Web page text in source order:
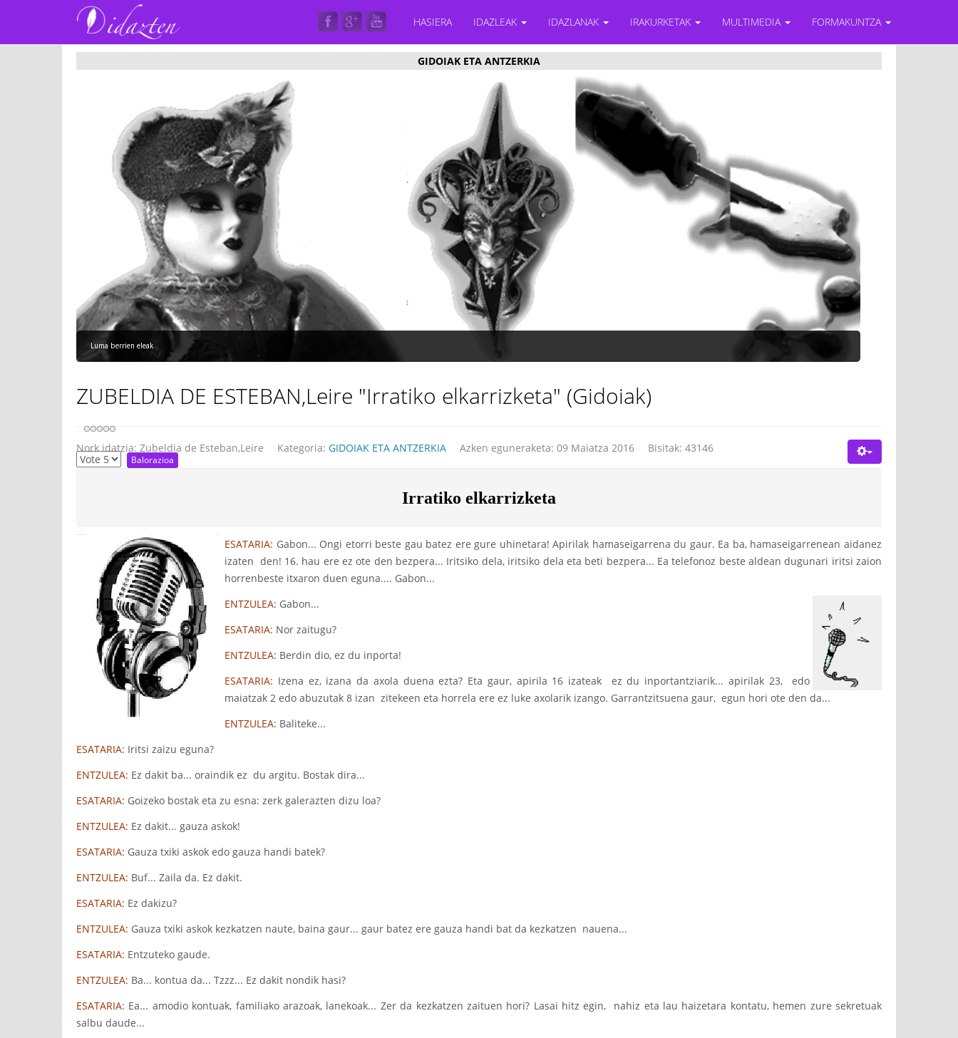
HASIERA IDAZLEAK IDAZLANAK IRAKURKETAK MULTIMEDIA FORMAKUNTZA
GIDOIAK ETA ANTZERKIA
Luma berrien eleak
ZUBELDIA DE ESTEBAN,Leire "Irratiko elkarrizketa" (Gidoiak)
Nork idatzia: Zubeldia de Esteban,Leire Kategoria: GIDOIAK ETA ANTZERKIA Azken eguneraketa: 09 Maiatza 2016 Bisitak: 43146
Irratiko elkarrizketa
ESATARIA: Gabon... Ongi etorri beste gau batez ere gure uhinetara! Apirilak hamaseigarrena du gaur. Ea ba, hamaseigarrenean aidanez
izaten den! 16. hau ere ez ote den bezpera... Iritsiko dela, iritsiko dela eta beti bezpera... Ea telefonoz beste aldean dugunari iritsi zaion
horrenbeste itxaron duen eguna.... Gabon...
ENTZULEA: Gabon...
ESATARIA: Nor zaitugu?
ENTZULEA: Berdin dio, ez du inporta!
ESATARIA: Izena ez, izana da axola duena ezta? Eta gaur, apirila 16 izateak ez du inportantziarik... apirilak 23, edo
maiatzak 2 edo abuzutak 8 izan zitekeen eta horrela ere ez luke axolarik izango. Garrantzitsuena gaur, egun hori ote den da...
ENTZULEA: Baliteke...
ESATARIA: Iritsi zaizu eguna?
ENTZULEA: Ez dakit ba... oraindik ez du argitu. Bostak dira...
ESATARIA: Goizeko bostak eta zu esna: zerk galerazten dizu loa?
ENTZULEA: Ez dakit... gauza askok!
ESATARIA: Gauza txiki askok edo gauza handi batek?
ENTZULEA: Buf... Zaila da. Ez dakit.
ESATARIA: Ez dakizu?
ENTZULEA: Gauza txiki askok kezkatzen naute, baina gaur... gaur batez ere gauza handi bat da kezkatzen nauena...
ESATARIA: Entzuteko gaude.
ENTZULEA: Ba... kontua da... Tzzz... Ez dakit nondik hasi?
ESATARIA: Ea... amodio kontuak, familiako arazoak, lanekoak... Zer da kezkatzen zaituen hori? Lasai hitz egin, nahiz eta lau haizetara kontatu, hemen zure sekretuak
salbu daude...